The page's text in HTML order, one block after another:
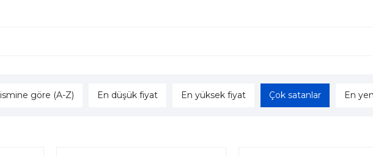
göre (A-Z) En düşük fiyat En yüksek fiyat Çok satanlar En